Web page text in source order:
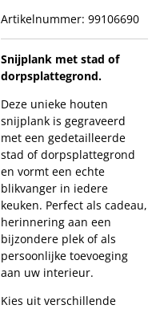
Artikelnummer: 99106690
Snijplank met stad of
dorpsplattegrond.
Deze unieke houten
snijplank is gegraveerd
met een gedetailleerde
stad of dorpsplattegrond
en vormt een echte
blikvanger in iedere
keuken. Perfect als cadeau,
herinnering aan een
bijzondere plek of als
persoonlijke toevoeging
aan uw interieur.
Kies uit verschillende